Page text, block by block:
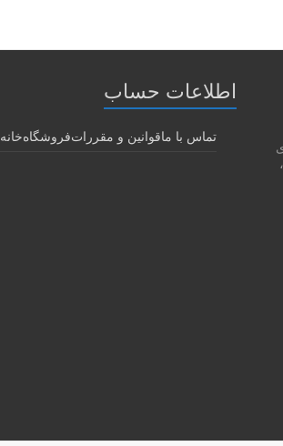
اطلاعات حساب
خانهفروشگاهقوانین و مقرراتتماس با ما